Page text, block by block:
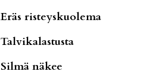
Eräs risteyskuolema
Talvikalastusta
Silmä näkee